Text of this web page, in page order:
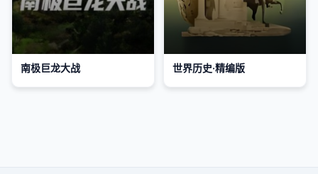
南极巨龙大战 世界历史·精编版